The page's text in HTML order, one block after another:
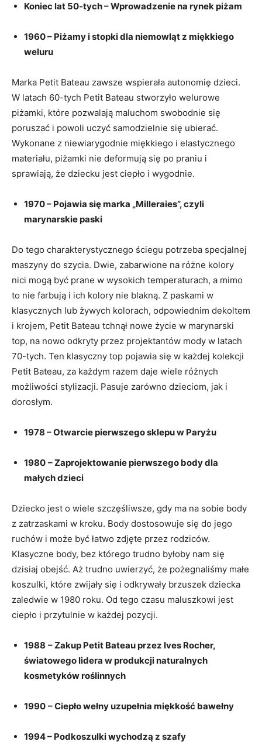
Koniec lat 50-tych – Wprowadzenie na rynek piżam
1960 – Piżamy i stopki dla niemowląt z miękkiego
weluru
Marka Petit Bateau zawsze wspierała autonomię dzieci.
W latach 60-tych Petit Bateau stworzyło welurowe
piżamki, które pozwalają maluchom swobodnie się
poruszać i powoli uczyć samodzielnie się ubierać.
Wykonane z niewiarygodnie miękkiego i elastycznego
materiału, piżamki nie deformują się po praniu i
sprawiają, że dziecku jest ciepło i wygodnie.
1970 – Pojawia się marka „Milleraies”, czyli
marynarskie paski
Do tego charakterystycznego ściegu potrzeba specjalnej
maszyny do szycia. Dwie, zabarwione na różne kolory
nici mogą być prane w wysokich temperaturach, a mimo
to nie farbują i ich kolory nie blakną. Z paskami w
klasycznych lub żywych kolorach, odpowiednim dekoltem
i krojem, Petit Bateau tchnął nowe życie w marynarski
top, na nowo odkryty przez projektantów mody w latach
70-tych. Ten klasyczny top pojawia się w każdej kolekcji
Petit Bateau, za każdym razem daje wiele różnych
możliwości stylizacji. Pasuje zarówno dzieciom, jak i
dorosłym.
1978 – Otwarcie pierwszego sklepu w Paryżu
1980 – Zaprojektowanie pierwszego body dla
małych dzieci
Dziecko jest o wiele szczęśliwsze, gdy ma na sobie body
z zatrzaskami w kroku. Body dostosowuje się do jego
ruchów i może być łatwo zdjęte przez rodziców.
Klasyczne body, bez którego trudno byłoby nam się
dzisiaj obejść. Aż trudno uwierzyć, że pożegnaliśmy małe
koszulki, które zwijały się i odkrywały brzuszek dziecka
zaledwie w 1980 roku. Od tego czasu maluszkowi jest
ciepło i przytulnie w każdej pozycji.
1988 – Zakup Petit Bateau przez Ives Rocher,
światowego lidera w produkcji naturalnych
kosmetyków roślinnych
1990 – Ciepło wełny uzupełnia miękkość bawełny
1994 – Podkoszulki wychodzą z szafy